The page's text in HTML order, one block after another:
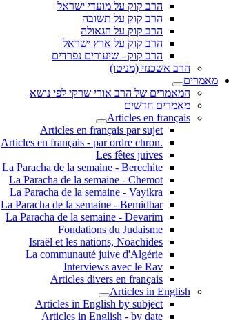
הרב קוק על מועדי ישראל
הרב קוק על תשובה
הרב קוק על הגאולה
הרב קוק על ארץ ישראל
הרב קוק - שיעורים נפרדים
הרב אשכנזי (מניטו)
מאמרים
המאמרים של הרב אורי שרקי לפי נושא
מאמרים חדשים
Articles en français
Articles en français par sujet
.Articles en français - par ordre chron
Les fêtes juives
La Paracha de la semaine - Berechite
La Paracha de la semaine - Chemot
La Paracha de la semaine - Vayikra
La Paracha de la semaine - Bemidbar
La Paracha de la semaine - Devarim
Fondations du Judaisme
Israël et les nations, Noachides
La communauté juive d'Algérie
Interviews avec le Rav
Articles divers en français
Articles in English
Articles in English by subject
Articles in English - by date